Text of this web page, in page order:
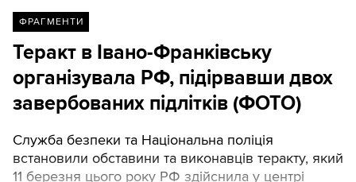
ФРАГМЕНТИ
Теракт в Івано-Франківську
організувала РФ, підірвавши двох
завербованих підлітків (ФОТО)
Служба безпеки та Національна поліція
встановили обставини та виконавців теракту, який
11 березня цього року РФ здійснила у центрі